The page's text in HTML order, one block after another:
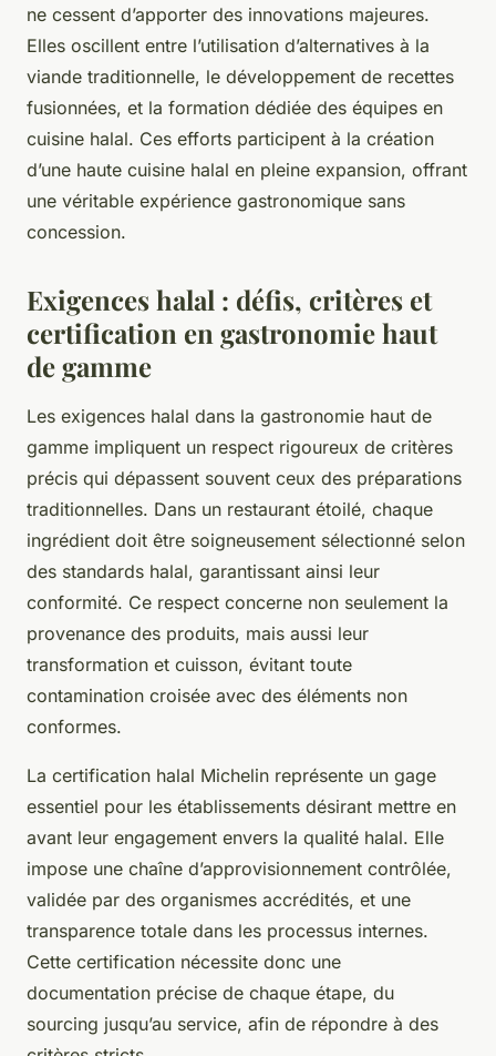
ne cessent d’apporter des innovations majeures.
Elles oscillent entre l’utilisation d’alternatives à la
viande traditionnelle, le développement de recettes
fusionnées, et la formation dédiée des équipes en
cuisine halal. Ces efforts participent à la création
d’une haute cuisine halal en pleine expansion, offrant
une véritable expérience gastronomique sans
concession.
Exigences halal : défis, critères et
certification en gastronomie haut
de gamme
Les exigences halal dans la gastronomie haut de
gamme impliquent un respect rigoureux de critères
précis qui dépassent souvent ceux des préparations
traditionnelles. Dans un restaurant étoilé, chaque
ingrédient doit être soigneusement sélectionné selon
des standards halal, garantissant ainsi leur
conformité. Ce respect concerne non seulement la
provenance des produits, mais aussi leur
transformation et cuisson, évitant toute
contamination croisée avec des éléments non
conformes.
La certification halal Michelin représente un gage
essentiel pour les établissements désirant mettre en
avant leur engagement envers la qualité halal. Elle
impose une chaîne d’approvisionnement contrôlée,
validée par des organismes accrédités, et une
transparence totale dans les processus internes.
Cette certification nécessite donc une
documentation précise de chaque étape, du
sourcing jusqu’au service, afin de répondre à des